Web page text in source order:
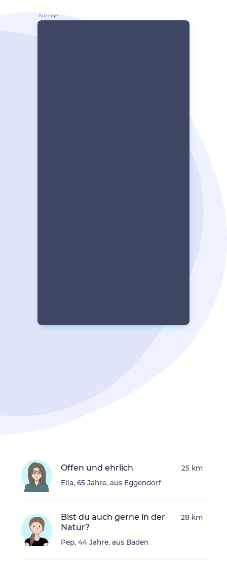
Offen und ehrlich
Ella, 65 Jahre, aus Eggendorf
25 km
Bist du auch gerne in der
Natur?
Pep, 44 Jahre, aus Baden
28 km